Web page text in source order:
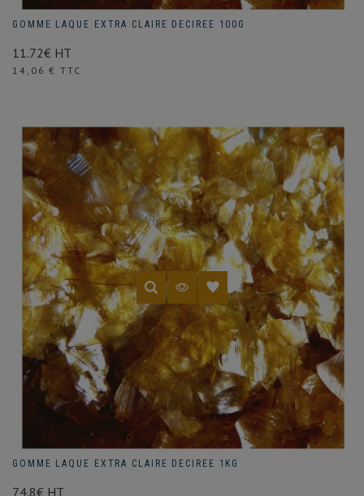
GOMME LAQUE EXTRA CLAIRE DECIREE 100G
11.72€ HT
Prix
14,06 € TTC
GOMME LAQUE EXTRA CLAIRE DECIREE 1KG
74.8€ HT